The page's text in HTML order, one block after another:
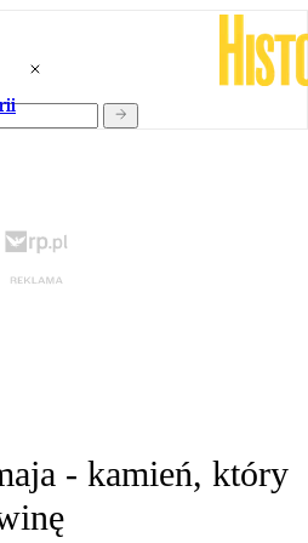
- kamień, który